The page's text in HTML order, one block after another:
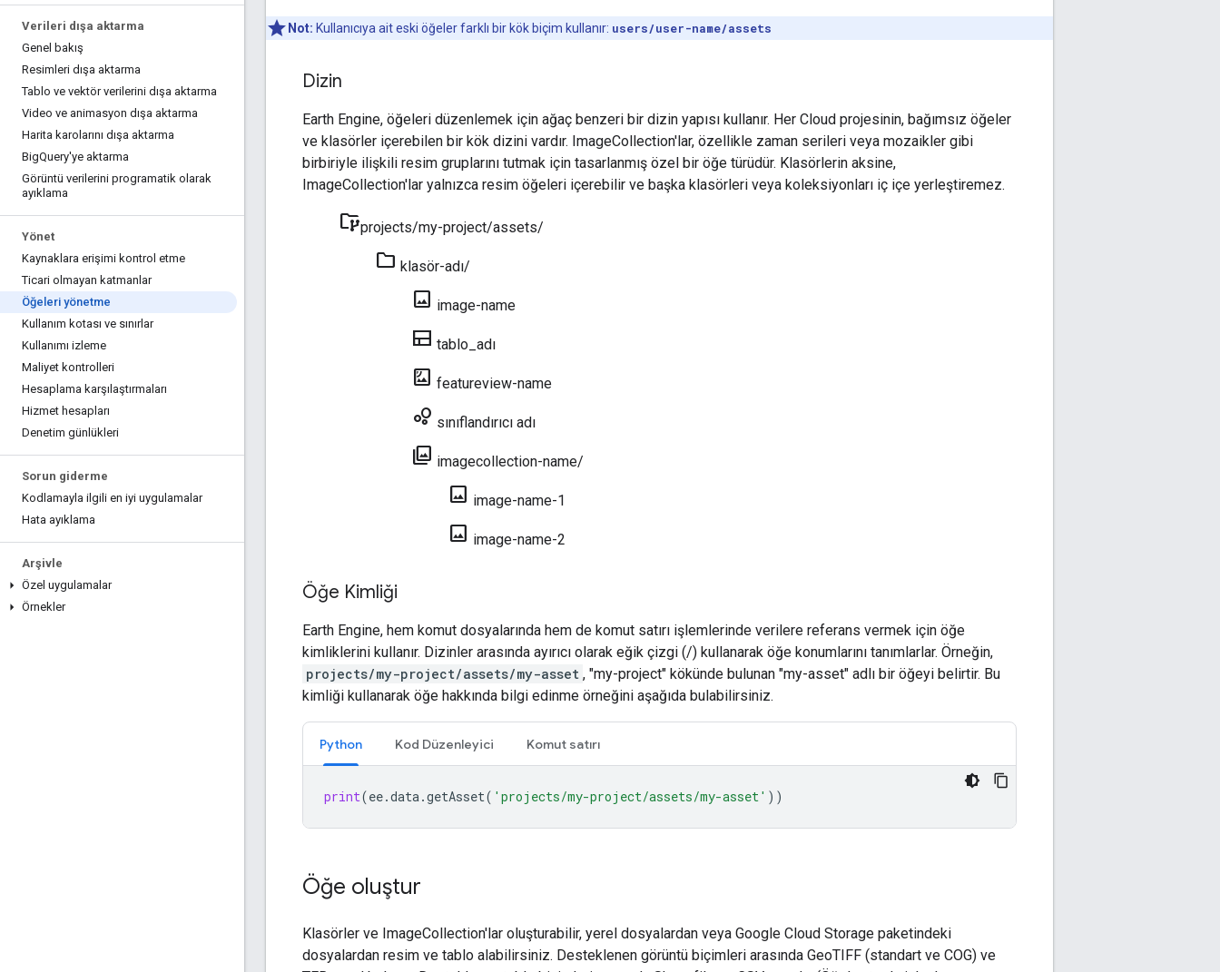
Verileri dışa aktarma
Genel bakış
Resimleri dışa aktarma
Tablo ve vektör verilerini dışa aktarma
Video ve animasyon dışa aktarma
Harita karolarını dışa aktarma
BigQuery'ye aktarma
Görüntü verilerini programatik olarak
ayıklama
Yönet
Kaynaklara erişimi kontrol etme
Ticari olmayan katmanlar
Öğeleri yönetme
Kullanım kotası ve sınırlar
Kullanımı izleme
Maliyet kontrolleri
Hesaplama karşılaştırmaları
Hizmet hesapları
Denetim günlükleri
Sorun giderme
Kodlamayla ilgili en iyi uygulamalar
Hata ayıklama
Arşivle
Özel uygulamalar
Örnekler
Not: Kullanıcıya ait eski öğeler farklı bir kök biçim kullanır: users/user-name/assets
Dizin
Earth Engine, öğeleri düzenlemek için ağaç benzeri bir dizin yapısı kullanır. Her Cloud projesinin, bağımsız öğeler
ve klasörler içerebilen bir kök dizini vardır. ImageCollection'lar, özellikle zaman serileri veya mozaikler gibi
birbiriyle ilişkili resim gruplarını tutmak için tasarlanmış özel bir öğe türüdür. Klasörlerin aksine,
ImageCollection'lar yalnızca resim öğeleri içerebilir ve başka klasörleri veya koleksiyonları iç içe yerleştiremez.
folder_dataprojects/my-project/assets/
folder klasör-adı/
photo image-name
view_comfy tablo_adı
satellite featureview-name
bubble_chart sınıflandırıcı adı
photo_library imagecollection-name/
photo image-name-1
photo image-name-2
Öğe Kimliği
Earth Engine, hem komut dosyalarında hem de komut satırı işlemlerinde verilere referans vermek için öğe
kimliklerini kullanır. Dizinler arasında ayırıcı olarak eğik çizgi (/) kullanarak öğe konumlarını tanımlarlar. Örneğin,
projects/my-project/assets/my-asset , "my-project" kökünde bulunan "my-asset" adlı bir öğeyi belirtir. Bu
kimliği kullanarak öğe hakkında bilgi edinme örneğini aşağıda bulabilirsiniz.
Python Kod Düzenleyici Komut satırı
print(ee.data.getAsset( 'projects/my-project/assets/my-asset' ))
Öğe oluştur
Klasörler ve ImageCollection'lar oluşturabilir, yerel dosyalardan veya Google Cloud Storage paketindeki
dosyalardan resim ve tablo alabilirsiniz. Desteklenen görüntü biçimleri arasında GeoTIFF (standart ve COG) ve